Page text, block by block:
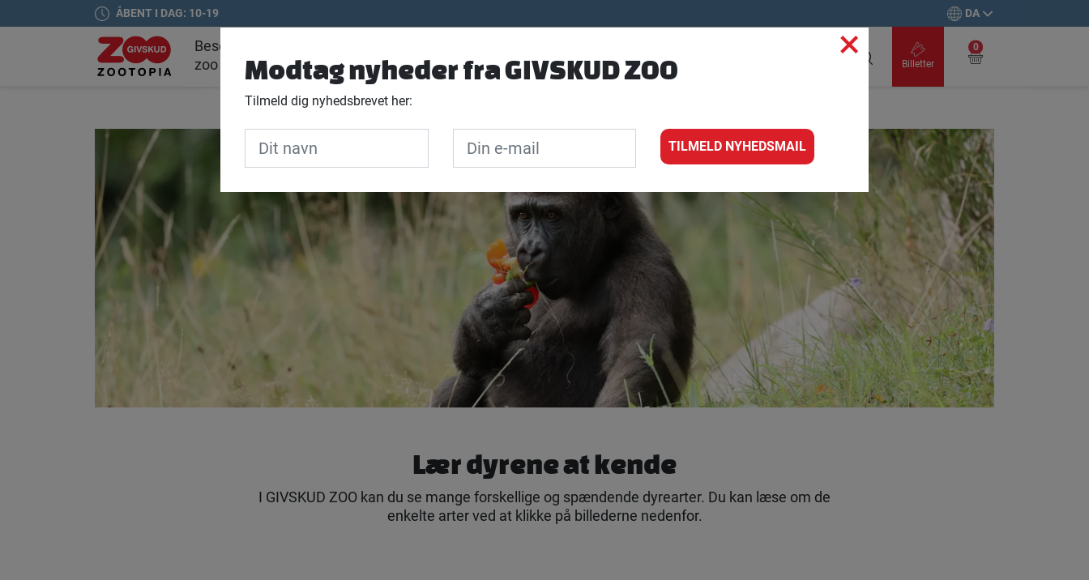
ÅBENT I DAG: 10-19 DA
Besøg
zoo
arrangement
teambuilding
Billetter
0
Lær dyrene at kende
I GIVSKUD ZOO kan du se mange forskellige og spændende dyrearter. Du kan læse om de
enkelte arter ved at klikke på billederne nedenfor.
×
Modtag nyheder fra GIVSKUD ZOO
Tilmeld dig nyhedsbrevet her:
TILMELD NYHEDSMAIL